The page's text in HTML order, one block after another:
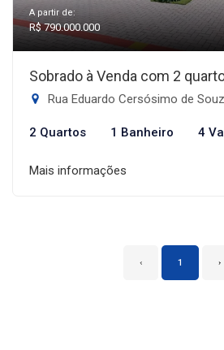
A partir de:
R$ 790.000.000
Sobrado à Venda com 2
Rua Eduardo Cersósimo de Souza, 1255 - Novo
2 Quartos 1 Banheiro 4
Mais informações
‹ 1 ›